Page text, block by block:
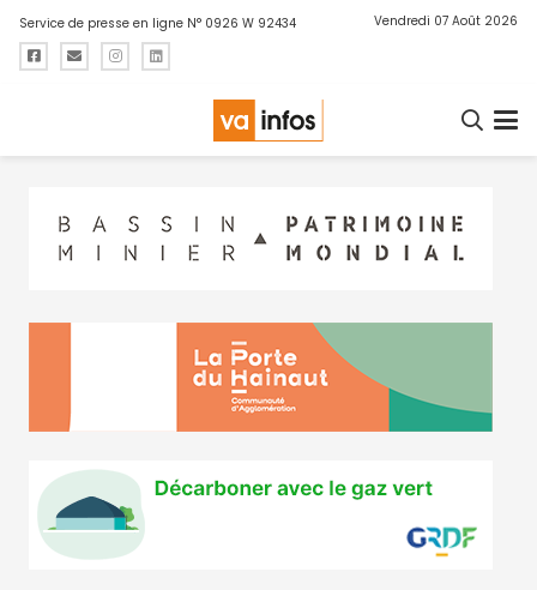
Service de presse en ligne N° 0926 W 92434 Vendredi 07 Août 2026